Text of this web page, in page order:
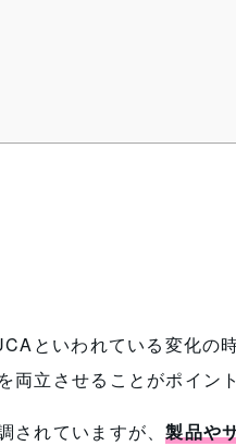
といわれている変化の
立させることがポイント
されていますが、製品や